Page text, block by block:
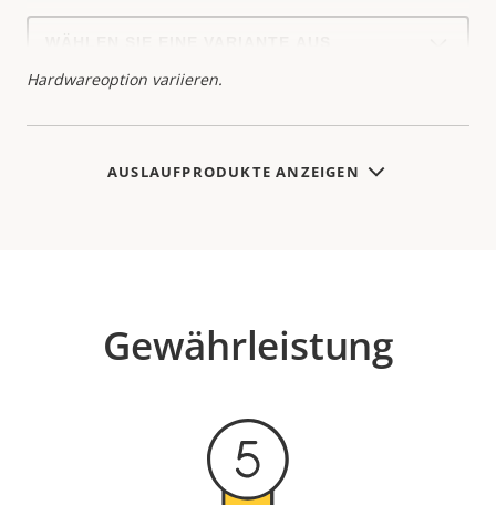
Hardwareoption variieren.
Select
variant:
AUSLAUFPRODUKTE ANZEIGEN
Gewährleistung